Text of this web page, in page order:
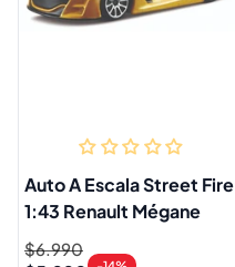
Auto A Escala Street Fire
1:43 Renault Mégane
Precio
$6.990
Precio